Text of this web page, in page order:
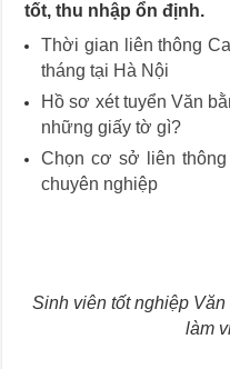
tốt, thu nhập ổn định.
Thời gian liên thông
tháng tại Hà Nội
Hồ sơ xét tuyển Văn
những giấy tờ gì?
Chọn cơ sở liên
chuyên nghiệp
Sinh viên tốt nghiệp
làm